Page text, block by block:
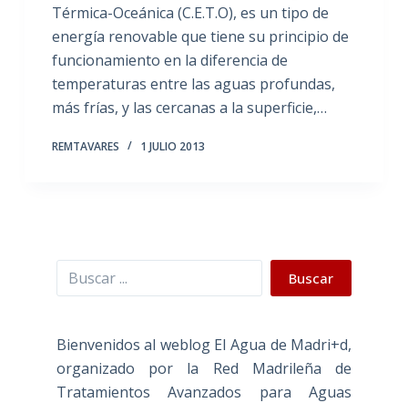
Térmica-Oceánica (C.E.T.O), es un tipo de
energía renovable que tiene su principio de
funcionamiento en la diferencia de
temperaturas entre las aguas profundas,
más frías, y las cercanas a la superficie,…
REMTAVARES 1 JULIO 2013
Buscar Buscar
Bienvenidos al weblog El Agua de Madri+d,
organizado por la Red Madrileña de
Tratamientos Avanzados para Aguas